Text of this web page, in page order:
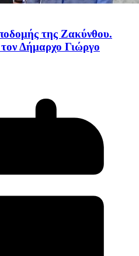
της Ζακύνθου.
Δήμαρχο Γιώργο